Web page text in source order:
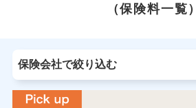
（保険料一覧）
保険会社で絞り込む